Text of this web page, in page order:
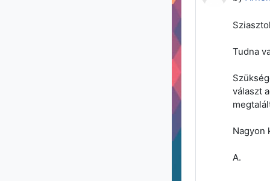
Tudna
választ
Nagyon
A.